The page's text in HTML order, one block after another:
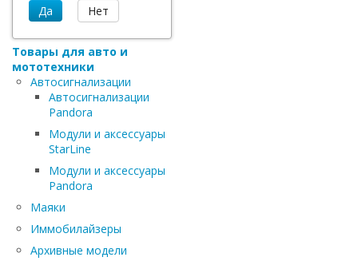
Товары для авто и
мототехники
Автосигнализации
Автосигнализации
Pandora
Модули и аксессуары
StarLine
Модули и аксессуары
Pandora
Маяки
Иммобилайзеры
Архивные модели